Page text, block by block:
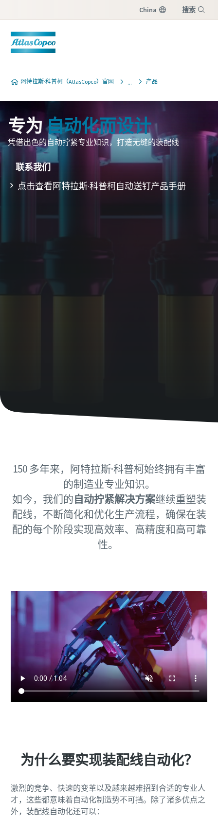
China 搜索
阿特拉斯·科普柯（AtlasCopco）官网 产品
文档和资源
文档和资源
文档和资源
文档和资源
文档和资源
专为自动化而设计
凭借出色的自动拧紧专业知识，打造无缝的装配线
联系我们
点击查看阿特拉斯·科普柯自动送钉产品手册
150 多年来，阿特拉斯·科普柯始终拥有丰富
的制造业专业知识。
如今，我们的自动拧紧解决方案继续重塑装
配线，不断简化和优化生产流程，确保在装
配的每个阶段实现高效率、高精度和高可靠
性。
为什么要实现装配线自动化？
激烈的竞争、快速的变革以及越来越难招到合适的专业人
才，这些都意味着自动化制造势不可挡。除了诸多优点之
外，装配线自动化还可以：